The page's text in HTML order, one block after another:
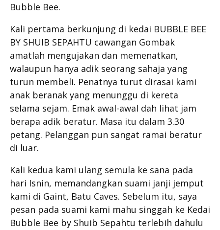
Bubble Bee.
Kali pertama berkunjung di kedai BUBBLE BEE
BY SHUIB SEPAHTU cawangan Gombak
amatlah mengujakan dan memenatkan,
walaupun hanya adik seorang sahaja yang
turun membeli. Penatnya turut dirasai kami
anak beranak yang menunggu di kereta
selama sejam. Emak awal-awal dah lihat jam
berapa adik beratur. Masa itu dalam 3.30
petang. Pelanggan pun sangat ramai beratur
di luar.
Kali kedua kami ulang semula ke sana pada
hari Isnin, memandangkan suami janji jemput
kami di Gaint, Batu Caves. Sebelum itu, saya
pesan pada suami kami mahu singgah ke Kedai
Bubble Bee by Shuib Sepahtu terlebih dahulu